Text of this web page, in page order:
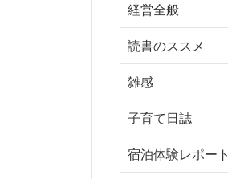
経営全般
読書のススメ
雑感
子育て日誌
宿泊体験レポート